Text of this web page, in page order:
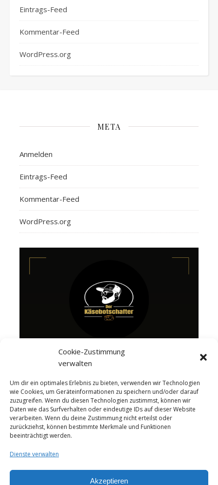
Cookie-Zustimmung
verwalten
Um dir ein optimales Erlebnis zu bieten, verwenden wir Technologien
wie Cookies, um Geräteinformationen zu speichern und/oder darauf
zuzugreifen. Wenn du diesen Technologien zustimmst, können wir
Daten wie das Surfverhalten oder eindeutige IDs auf dieser Website
verarbeiten. Wenn du deine Zustimmung nicht erteilst oder
zurückziehst, können bestimmte Merkmale und Funktionen
beeinträchtigt werden.
Dienste verwalten
Akzeptieren
Eintrags-Feed
Kommentar-Feed
WordPress.org
META
Anmelden
Eintrags-Feed
Kommentar-Feed
WordPress.org